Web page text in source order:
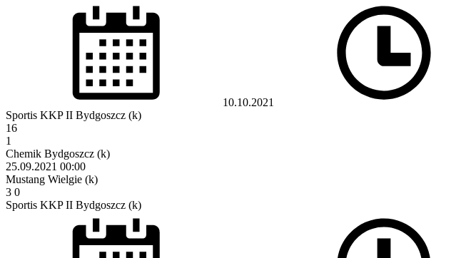
10.10.2021
Sportis KKP II Bydgoszcz (k)
16
1
Chemik Bydgoszcz (k)
25.09.2021 00:00
Mustang Wielgie (k)
3 0
Sportis KKP II Bydgoszcz (k)